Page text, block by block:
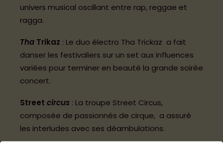
univers musical oscillant entre rap, reggae et
ragga.
Tha Trikaz : Le duo électro Tha Trickaz a fait
danser les festivaliers sur un set aux influences
variées pour terminer en beauté la grande soirée
concert.
Street circus : La troupe Street Circus,
composée de passionnés de cirque, a assuré
les interludes avec ses déambulations.